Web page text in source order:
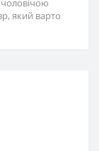
який варто